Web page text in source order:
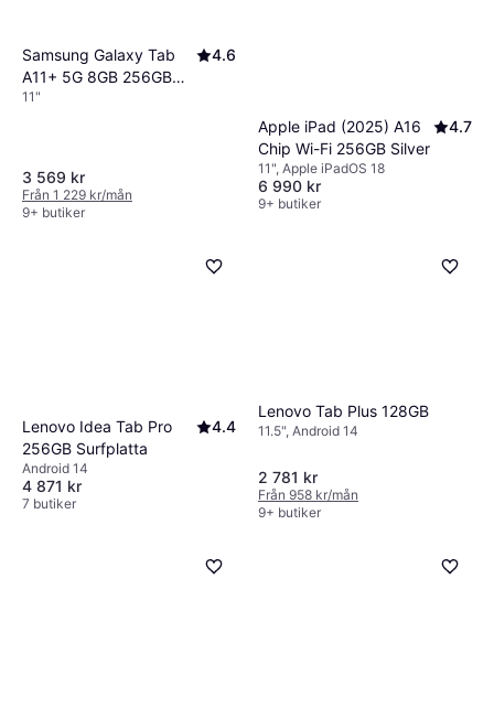
Samsung Galaxy Tab
A11+ 5G 8GB 256GB
Grey
4.6
11"
3 569 kr
Från 1 229 kr/mån
9+ butiker
Apple iPad (2025) A16
Chip Wi-Fi 256GB Silver
4.7
11", Apple iPadOS 18
6 990 kr
9+ butiker
Lenovo Idea Tab Pro
256GB Surfplatta
4.4
Android 14
4 871 kr
7 butiker
Lenovo Tab Plus 128GB
11.5", Android 14
2 781 kr
Från 958 kr/mån
9+ butiker